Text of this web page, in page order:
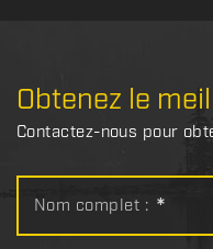
Obtenez le
Contactez-nous pour
Nom complet : *